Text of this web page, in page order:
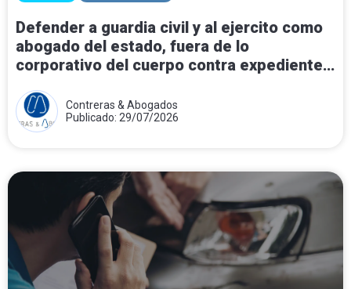
Defender a guardia civil y al ejercito como
abogado del estado, fuera de lo
corporativo del cuerpo contra expedientes
Contreras & Abogados
Publicado: 29/07/2026